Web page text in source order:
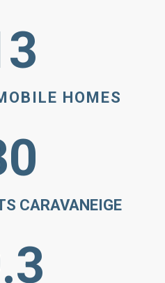
HOMES
CARAVANEIGE